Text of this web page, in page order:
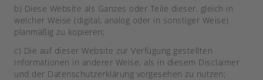
b) Diese Website als Ganzes oder Teile dieser, gleich in
welcher Weise (digital, analog oder in sonstiger Weise)
planmäßig zu kopieren;
c) Die auf dieser Website zur Verfügung gestellten
Informationen in anderer Weise, als in diesem Disclaimer
und der Datenschutzerklärung vorgesehen zu nutzen;